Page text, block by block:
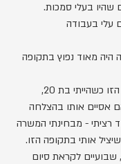
שהיו בעלי סמכות.
עלי בעבודה
היה מאוד נפוץ בתקופה
בעיקר זכורה לי הפעם הזו כשהייתי בת 20,
אסיים אותו בהצלחה
רציתי - מבחינתי המשרה
אותי בתקופה הזו.
לקראת סיום